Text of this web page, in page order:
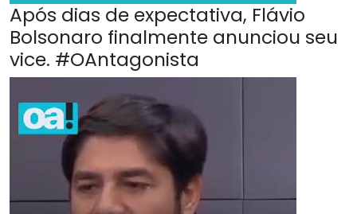
Após dias de expectativa, Flávio
Bolsonaro finalmente anunciou seu
vice. #OAntagonista